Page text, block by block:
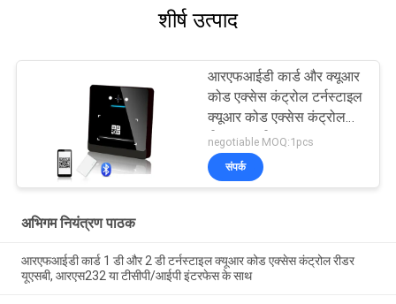
शीर्ष उत्पाद
आरएफआईडी कार्ड और क्यूआर
कोड एक्सेस कंट्रोल टर्नस्टाइल
क्यूआर कोड एक्सेस कंट्रोल
रीडर यूएसबी, आरएस232 या
टीसीपी/आईपी इंटरफ़ेस के साथ
negotiable MOQ:1pcs
संपर्क
अभिगम नियंत्रण पाठक
आरएफआईडी कार्ड 1 डी और 2 डी टर्नस्टाइल क्यूआर कोड एक्सेस कंट्रोल रीडर
यूएसबी, आरएस232 या टीसीपी/आईपी इंटरफेस के साथ